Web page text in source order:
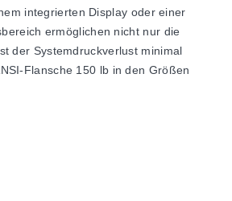
integrierten Display oder einer
ermöglichen nicht nur die
der Systemdruckverlust minimal
Flansche 150 lb in den Größen